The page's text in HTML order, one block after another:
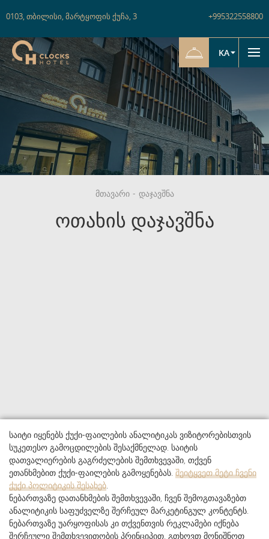
+995322558800
0103,თბილისი,მარტყოფის ქუჩა,3
KA
მთავარი - დაჯავშნა
ოთახის დაჯავშნა
საიტი იყენებს ქუქი-ფაილების ანალიტიკას ვიზიტორებისთვის
სუკეთესო გამოცდილების შესაქმნელად. საიტის
დათვალიერების გაგრძელების შემთხვევაში, თქვენ
ეთანხმებით ქუქი-ფაილების გამოყენებას. შეიტყვეთ მეტი ჩვენი
ქუქი პოლიტიკის შესახებ.
ნებართვაზე დათანხმების შემთხვევაში, ჩვენ შემოგთავაზებთ
ანალიტიკის საფუძველზე შერჩეულ მარკეტინგულ კონტენტს.
ნებართვაზე უარყოფისას კი თქვენთვის რეკლამები იქნება
შერჩეული შემთხვევითობის პრინციპით. გთხოვთ მონიშნოთ